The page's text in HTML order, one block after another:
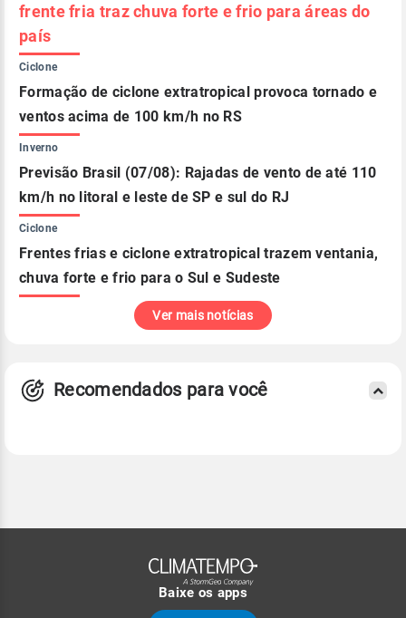
frente fria traz chuva forte e frio para áreas do
país
Ciclone
Formação de ciclone extratropical provoca tornado e
ventos acima de 100 km/h no RS
Inverno
Previsão Brasil (07/08): Rajadas de vento de até 110
km/h no litoral e leste de SP e sul do RJ
Ciclone
Frentes frias e ciclone extratropical trazem ventania,
chuva forte e frio para o Sul e Sudeste
Ver mais notícias
Recomendados para você
Baixe os apps